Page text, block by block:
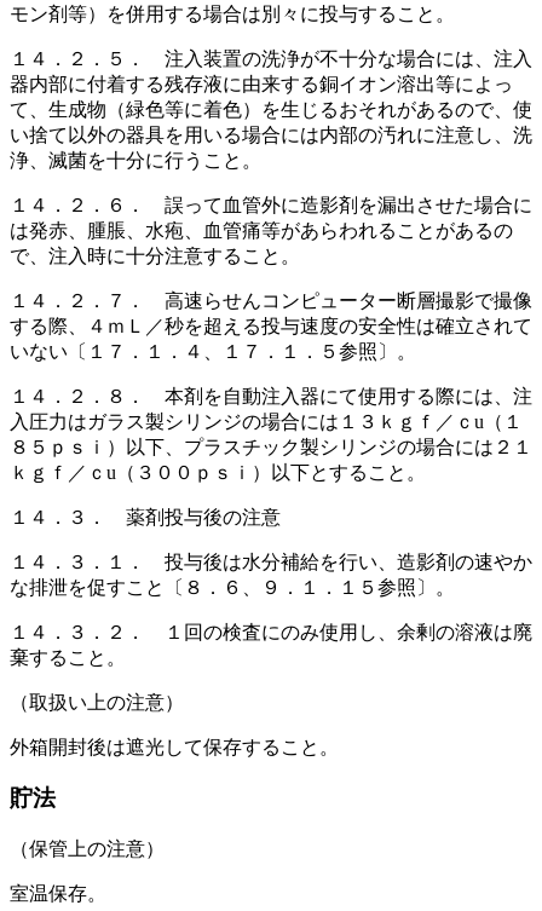
モン剤等）を併用する場合は別々に投与すること。
１４．２．５． 注入装置の洗浄が不十分な場合には、注入
器内部に付着する残存液に由来する銅イオン溶出等によっ
て、生成物（緑色等に着色）を生じるおそれがあるので、使
い捨て以外の器具を用いる場合には内部の汚れに注意し、洗
浄、滅菌を十分に行うこと。
１４．２．６． 誤って血管外に造影剤を漏出させた場合に
は発赤、腫脹、水疱、血管痛等があらわれることがあるの
で、注入時に十分注意すること。
１４．２．７． 高速らせんコンピューター断層撮影で撮像
する際、４ｍＬ／秒を超える投与速度の安全性は確立されて
いない〔１７．１．４、１７．１．５参照〕。
１４．２．８． 本剤を自動注入器にて使用する際には、注
入圧力はガラス製シリンジの場合には１３ｋｇｆ／ｃu（１
８５ｐｓｉ）以下、プラスチック製シリンジの場合には２１
ｋｇｆ／ｃu（３００ｐｓｉ）以下とすること。
１４．３． 薬剤投与後の注意
１４．３．１． 投与後は水分補給を行い、造影剤の速やか
な排泄を促すこと〔８．６、９．１．１５参照〕。
１４．３．２． １回の検査にのみ使用し、余剰の溶液は廃
棄すること。
（取扱い上の注意）
外箱開封後は遮光して保存すること。
貯法
（保管上の注意）
室温保存。